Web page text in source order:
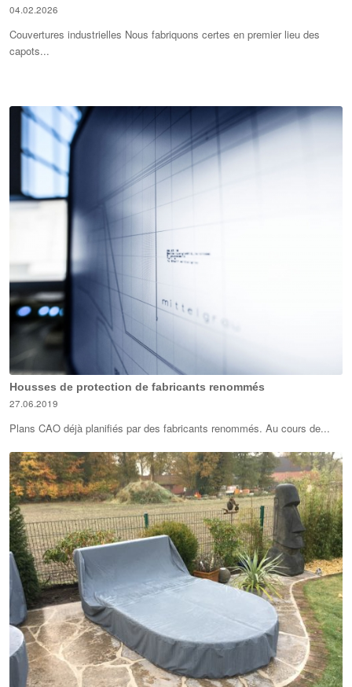
04.02.2026
Couvertures industrielles Nous fabriquons certes en premier lieu des
capots...
Housses de protection de fabricants renommés
27.06.2019
Plans CAO déjà planifiés par des fabricants renommés. Au cours de...